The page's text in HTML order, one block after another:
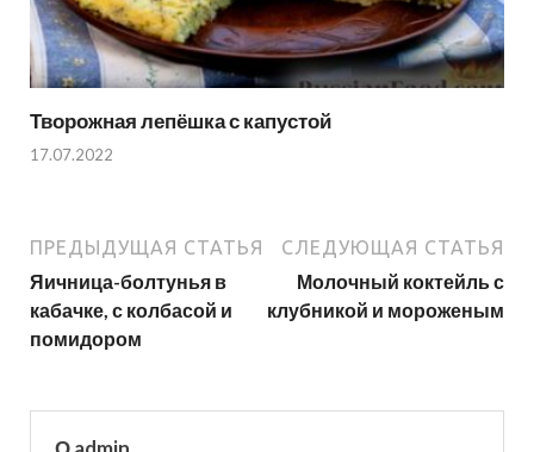
Творожная лепёшка с капустой
17.07.2022
ПРЕДЫДУЩАЯ СТАТЬЯ
Яичница-болтунья в
кабачке, с колбасой и
помидором
СЛЕДУЮЩАЯ СТАТЬЯ
Молочный коктейль с
клубникой и мороженым